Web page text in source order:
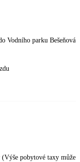
Vodního parku Bešeňová
pobytové taxy může